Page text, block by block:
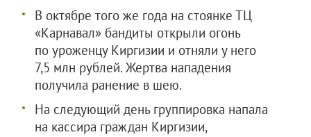
В октябре того же года на стоянке ТЦ
«Карнавал» бандиты открыли огонь
по уроженцу Киргизии и отняли у него
7,5 млн рублей. Жертва нападения
получила ранение в шею.
На следующий день группировка напала
на кассира граждан Киргизии,